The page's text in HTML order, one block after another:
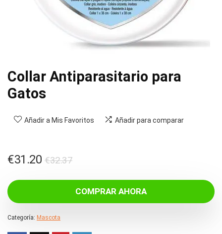
Collar Antiparasitario para
Gatos
Añadir a Mis Favoritos Añadir para comparar
€32.37El
original
era:
€31.20
El
actual
es:
COMPRAR AHORA
Categoría: Mascota